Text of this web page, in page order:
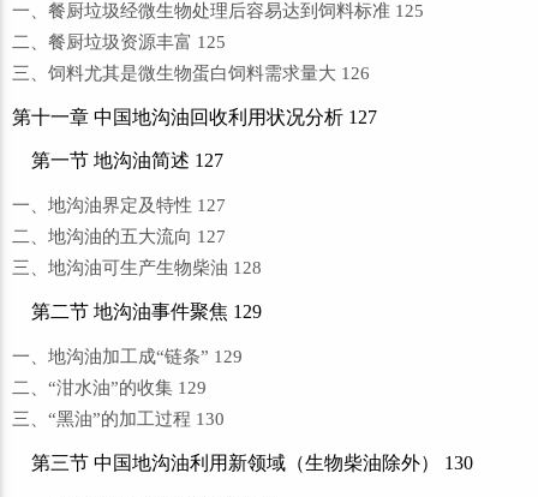
一、餐厨垃圾经微生物处理后容易达到饲料标准 125
二、餐厨垃圾资源丰富 125
三、饲料尤其是微生物蛋白饲料需求量大 126
第十一章 中国地沟油回收利用状况分析 127
第一节 地沟油简述 127
一、地沟油界定及特性 127
二、地沟油的五大流向 127
三、地沟油可生产生物柴油 128
第二节 地沟油事件聚焦 129
一、地沟油加工成“链条” 129
二、“泔水油”的收集 129
三、“黑油”的加工过程 130
第三节 中国地沟油利用新领域（生物柴油除外） 130